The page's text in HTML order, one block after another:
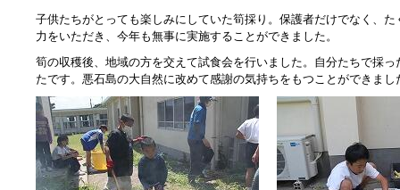
子供たちがとっても楽しみにしていた筍採り。保護者だけでなく、
力をいただき、今年も無事に実施することができました。
筍の収穫後、地域の方を交えて試食会を行いました。自分たちで採
たです。悪石島の大自然に改めて感謝の気持ちをもつことができまし